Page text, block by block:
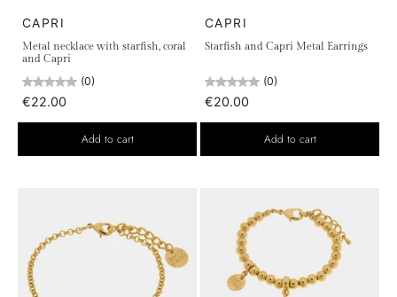
CAPRI
Metal necklace with starfish, coral
and Capri
(0)
€22.00
Add to cart
CAPRI
Starfish and Capri Metal Earrings
(0)
€20.00
Add to cart